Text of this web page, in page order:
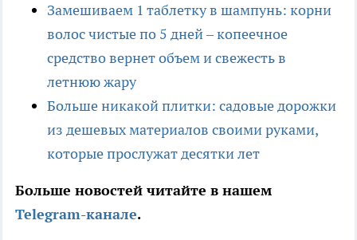
Замешиваем 1 таблетку в шампунь: корни
волос чистые по 5 дней – копеечное
средство вернет объем и свежесть в
летнюю жару
Больше никакой плитки: садовые дорожки
из дешевых материалов своими руками,
которые прослужат десятки лет
Больше новостей читайте в нашем
Telegram-канале.